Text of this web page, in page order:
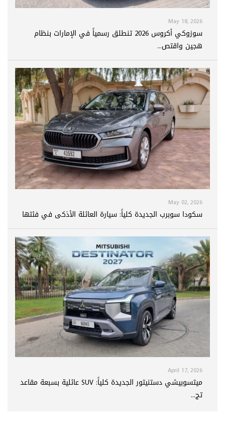
May 18, 2026
سوزوكي أكروس 2026 تنطلق رسمياً في الإمارات بنظام
هجين واقتص...
May 02, 2026
سكودا سوبرب الجديدة كلياً: سيارة العائلة الأذكى في فئتها
April 17, 2026
ميتسوبيشي دستنيتور الجديدة كلياً: SUV عائلية بسبعة مقاعد
تج...